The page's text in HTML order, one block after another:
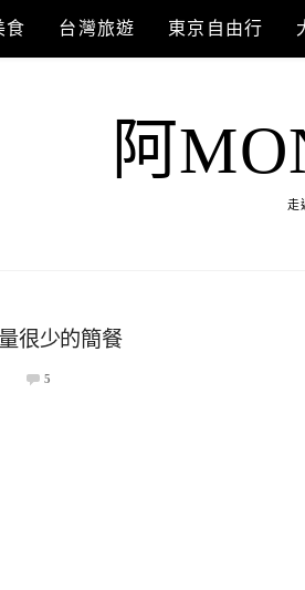
食 台灣旅遊 東京自由行
阿
走
很少的簡餐
5